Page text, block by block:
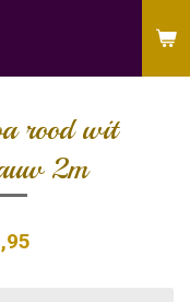
rood wit
2m